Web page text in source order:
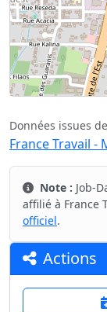
Données issues de
France Travail -
Note : Job-
affilié à France
officiel.
Actions